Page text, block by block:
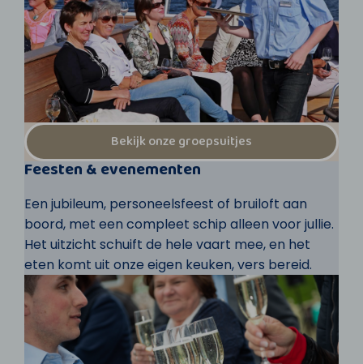
Bekijk onze groepsuitjes
Feesten & evenementen
Een jubileum, personeelsfeest of bruiloft aan
boord, met een compleet schip alleen voor jullie.
Het uitzicht schuift de hele vaart mee, en het
eten komt uit onze eigen keuken, vers bereid.